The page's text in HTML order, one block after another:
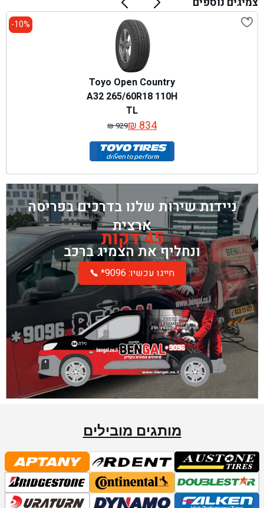
10%-
Toyo Open Country
A32 265/60R18 110H
TL
₪929
המחיר
המקורי
היה:
₪ 929.
₪834 המחיר
הנוכחי
הוא:
₪ 834.
ניידות שירות שלנו בדרכים בפריסה
ארצית
45 דקות
ונחליף את הצמיג ברכב
*חייגו עכשיו: 9096
מותגים מובילים